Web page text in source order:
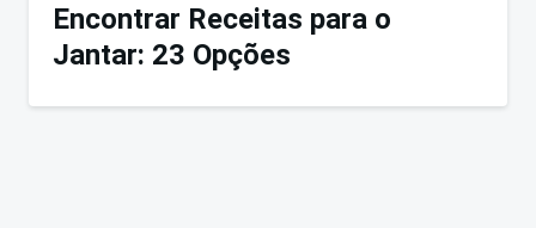
Encontrar Receitas para o
Jantar: 23 Opções